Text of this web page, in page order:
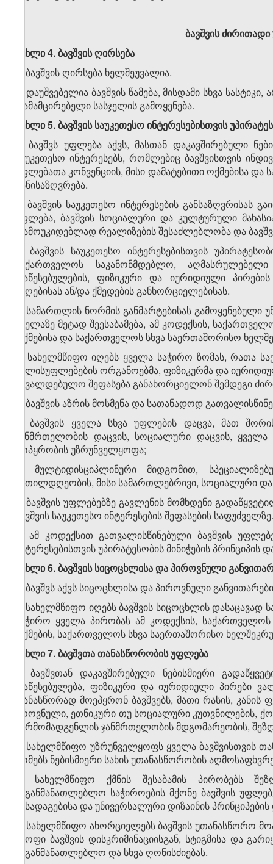
ბავშვის
მუხლი 4. ბავშვის ღირსება
1. ბავშვის ღირსება ხელშეუვალია.
2. დაუშვებელია ბავშვის წამება, მისდამი სხვა
დამამცირებელი სასჯელის გამოყენება.
მუხლი 5. ბავშვის საუკეთესო ინტერესებისთვის
1. ბავშვს უფლება აქვს, მასთან დაკავშირებული
საუკეთესო ინტერესებს, რომლებიც ბავშვისთვის
უფლებათა კონვენციის, მისი დამატებითი ოქმებისა
განისაზღვრება.
2. ბავშვის საუკეთესო ინტერესების განსაზღვრისას
უფლება, ბავშვის სოციალური და კულტურული
დამოუკიდებლად რეალიზების შესაძლებლობა და
3. ბავშვის საუკეთესო ინტერესებისთვის
საქართველოს საკანონმდებლო,
დაწესებულების, ფიზიკური და იურიდიული
მიღებისას ან/და ქმედების განხორციელებისას.
4. სამართლის ნორმის განმარტებისას გამოყენებული
ყველაზე მეტად შეესაბამება, ამ კოდექსის,
ოქმებისა და საქართველოს სხვა საერთაშორისო
5. სახელმწიფო იღებს ყველა საჭირო ზომას,
ხელისუფლებების ორგანოებმა, ფიზიკურმა და
სავალდებულო შეფასება განახორციელონ შემდეგი
ა) ბავშვის აზრის მოსმენა და სათანადოდ
ბ) ბავშვის ყველა სხვა უფლების დაცვა, მათ
ჯანმრთელობის დაცვის, სოციალური დაცვის,
მოპყრობის უზრუნველყოფა;
გ) მულტიდისციპლინური მიდგომით,
კეთილდღეობის, მისი სამართლებრივი, სოციალური და
6. ბავშვის უფლებებზე გავლენის მომხდენი
ბავშვის საუკეთესო ინტერესების შეფასების საფუძველზე.
7. ამ კოდექსით გათვალისწინებული ბავშვის
ინტერესებისთვის უპირატესობის მინიჭების
მუხლი 6. ბავშვის სიცოცხლისა და პიროვნული
1. ბავშვს აქვს სიცოცხლისა და პიროვნული
2. სახელმწიფო იღებს ბავშვის სიცოცხლის
საჭირო ყველა პირობას ამ კოდექსის, საქართველოს
ოქმების, საქართველოს სხვა საერთაშორისო
მუხლი 7. ბავშვთა თანასწორობის უფლება
1. ბავშვთან დაკავშირებული ნებისმიერი
დაწესებულება, ფიზიკური და იურიდიული პირები
თანასწორად მოეპყრონ ბავშვებს, მათი რასის,
ეროვნული, ეთნიკური თუ სოციალური კუთვნილების,
წარმომადგენლის ჯანმრთელობის მდგომარეობის,
2. სახელმწიფო უზრუნველყოფს ყველა ბავშვისთვის
ზომებს ნებისმიერი სახის უთანასწორობის
3. სახელმწიფო ქმნის შესაბამის პირობებს
საგანმანათლებლო საჭიროების მქონე ბავშვის
მისადაგებისა და უნივერსალური დიზაინის
4. სახელმწიფო ახორციელებს ბავშვის უთანასწორო
მყოფი ბავშვის დისკრიმინაციისგან, სტიგმისა და
საგანმანათლებლო და სხვა ღონისძიებას.